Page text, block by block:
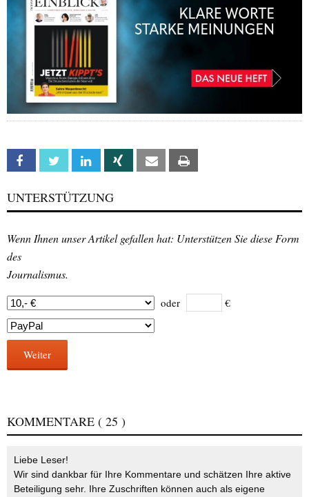
Facebook Twitter Linkedin Xing Email
UNTERSTÜTZUNG
Wenn Ihnen unser Artikel gefallen hat: Unterstützen Sie diese Form
des
Journalismus.
oder €
Weiter
KOMMENTARE ( 25 )
Liebe Leser!
Wir sind dankbar für Ihre Kommentare und schätzen Ihre aktive
Beteiligung sehr. Ihre Zuschriften können auch als eigene